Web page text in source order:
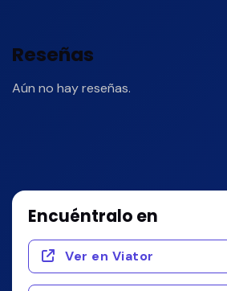
Reseñas
Aún no hay reseñas.
Encuéntralo en
Ver en Viator